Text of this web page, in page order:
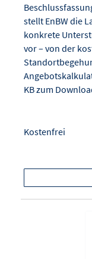
stellt EnBW die
konkrete
vor – von der
KB zum
Kostenfrei